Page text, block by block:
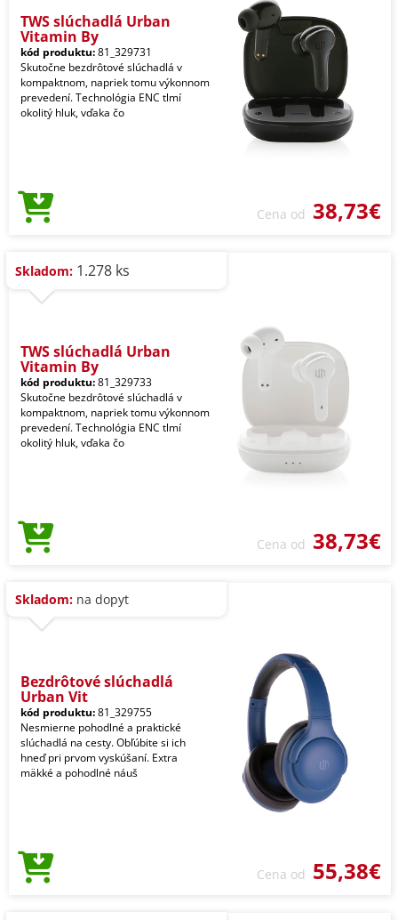
TWS slúchadlá Urban
Vitamin By
kód produktu:81_329731
Skutočne bezdrôtové slúchadlá v
kompaktnom, napriek tomu výkonnom
prevedení. Technológia ENC tlmí
okolitý hluk, vďaka čo
Cena od 38,73€
Skladom: 1.278 ks
TWS slúchadlá Urban
Vitamin By
kód produktu:81_329733
Skutočne bezdrôtové slúchadlá v
kompaktnom, napriek tomu výkonnom
prevedení. Technológia ENC tlmí
okolitý hluk, vďaka čo
Cena od 38,73€
Skladom: na dopyt
Bezdrôtové slúchadlá
Urban Vit
kód produktu:81_329755
Nesmierne pohodlné a praktické
slúchadlá na cesty. Obľúbite si ich
hneď pri prvom vyskúšaní. Extra
mäkké a pohodlné náuš
Cena od 55,38€